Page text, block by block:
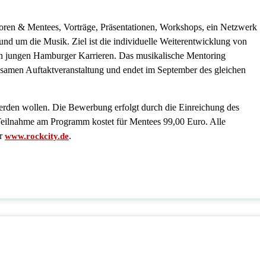
& Mentees, Vorträge, Präsentationen, Workshops, ein Netzwerk
um die Musik. Ziel ist die individuelle Weiterentwicklung von
Hamburger Karrieren. Das musikalische Mentoring
Auftaktveranstaltung und endet im September des gleichen
wollen. Die Bewerbung erfolgt durch die Einreichung des
am Programm kostet für Mentees 99,00 Euro. Alle
www.rockcity.de.